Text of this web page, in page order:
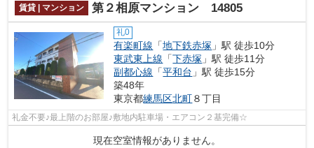
賃貸 | マンション 第２相原マンション 14805
礼0
有楽町線 「地下鉄赤塚 」駅 徒歩10分
東武東上線 「下赤塚 」駅 徒歩11分
副都心線 「平和台 」駅 徒歩15分
築48年
東京都練馬区北町８丁目
礼金不要♪最上階のお部屋♪敷地内駐車場・エアコン２基完備☆
現在空室情報がありません。